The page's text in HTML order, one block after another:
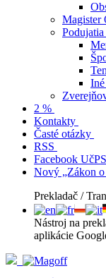
Magister
2 %
Kontakty
Časté otázky
RSS
Facebook UčPS
Nový „Zákon o
Prekladač /
Nástroj na
aplikácie